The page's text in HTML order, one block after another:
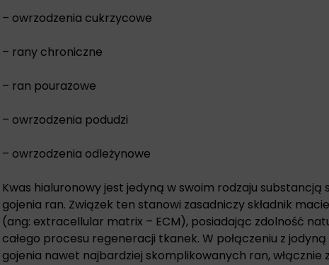
– owrzodzenia cukrzycowe
– rany chroniczne
– ran pourazowe
– owrzodzenia podudzi
– owrzodzenia odleżynowe
Kwas hialuronowy jest jedyną w swoim rodzaju
gojenia ran. Związek ten stanowi zasadniczy składnik
(ang: extracellular matrix – ECM), posiadając zdolność
całego procesu regeneracji tkanek. W połączeniu z
gojenia nawet najbardziej skomplikowanych ran, włącznie